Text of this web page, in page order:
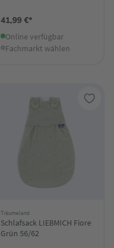
41,99 €*
Online verfügbar
Fachmarkt wählen
Träumeland
Schlafsack LIEBMICH Fiore
Grün 56/62